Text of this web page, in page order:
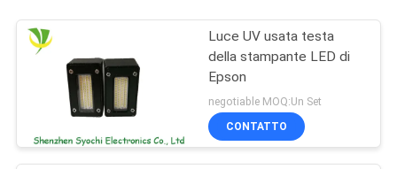
Luce UV usata testa
della stampante LED di
Epson
negotiable MOQ:Un Set
CONTATTO